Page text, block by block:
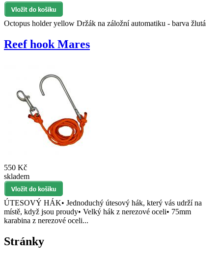
Octopus holder yellow Držák na záložní automatiku - barva žlutá
Reef hook Mares
550 Kč
skladem
ÚTESOVÝ HÁK• Jednoduchý útesový hák, který vás udrží na
místě, když jsou proudy• Velký hák z nerezové oceli• 75mm
karabina z nerezové oceli...
Stránky